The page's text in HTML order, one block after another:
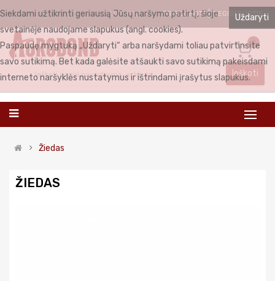
LIETUVIŲ PRISIJUNGTI REGISTRUOTIS
0
Ieškoti
Žiedas
ŽIEDAS
Uždaryti
Siekdami užtikrinti geriausią Jūsų naršymo patirtį, šioje
svetainėje naudojame slapukus (angl. cookies).
Paspaudę mygtuką „Uždaryti“ arba naršydami toliau patvirtinsite
savo sutikimą. Bet kada galėsite atšaukti savo sutikimą pakeisdami
interneto naršyklės nustatymus ir ištrindami įrašytus slapukus.